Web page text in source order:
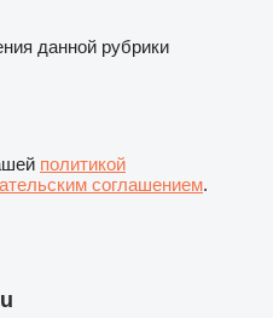
данной рубрики
политикой
соглашением.